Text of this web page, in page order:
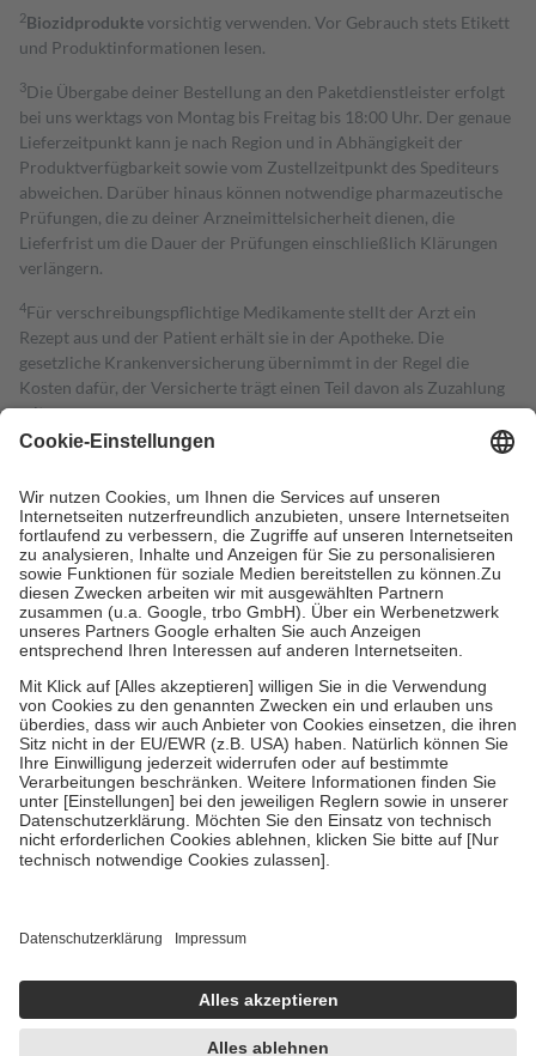
2Biozidproduktevorsichtig verwenden. Vor Gebrauch stets Etikett
und Produktinformationen lesen.
3Die Übergabe deiner Bestellung an den Paketdienstleister erfolgt
bei uns werktags von Montag bis Freitag bis 18:00 Uhr. Der genaue
Lieferzeitpunkt kann je nach Region und in Abhängigkeit der
Produktverfügbarkeit sowie vom Zustellzeitpunkt des Spediteurs
abweichen. Darüber hinaus können notwendige pharmazeutische
Prüfungen, die zu deiner Arzneimittelsicherheit dienen, die
Lieferfrist um die Dauer der Prüfungen einschließlich Klärungen
verlängern.
4Für verschreibungspflichtige Medikamente stellt der Arzt ein
Rezept aus und der Patient erhält sie in der Apotheke. Die
gesetzliche Krankenversicherung übernimmt in der Regel die
Kosten dafür, der Versicherte trägt einen Teil davon als Zuzahlung
mit.
Grundsätzlich leisten Mitglieder Zuzahlungen in Höhe von zehn
höchstens zehn Euro.
Es sind jedoch nie mehr als die tatsächlichen
Kosten der Leistung zu entrichten.
Diese Regeln gelten grundsätzlich auch für Online-Apotheken.
Bei Heilmitteln und häuslicher Krankenpflege beträgt die
Zuzahlung zehn Prozent der Kosten sowie zehn Euro je
Verordnung.
Um das Engagement der Versicherten für ihre eigene Gesundheit zu
stärken und die besondere Stellung der Familie zu unterstützen,
fallenkeine Zuzahlungenan bei:
• Kindern und Jugendlichen bis zum vollendeten 18. Lebensjahr
mit Ausnahme der Fahrkosten
• Untersuchungen zur Vorsorge und Früherkennung, die von der
GKV getragen werden
• empfohlenen Schutzimpfungen
• Harn- und Blutteststreifen
getroffen, um sicherzustellen, dass es sich um echte Bewertungen
https://help.etrusted.com/hc/de/articles/4419944605341
Einige Bilder und Inhalte wurden unter Zuhilfenahme künstlicher